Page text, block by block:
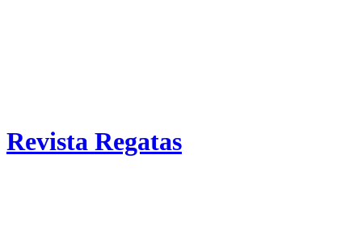
Revista Regatas